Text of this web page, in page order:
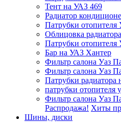
Тент на УАЗ 469
Радиатор
Патрубки отопителя
Облицовка
Патрубки отопителя
Бар на УАЗ Хантер
Фильтр салона Уаз
Фильтр салона Уаз
Патрубки радиатора
патрубки отопителя
Фильтр салона Уаз
Распродажа! Хиты
Шины, диски